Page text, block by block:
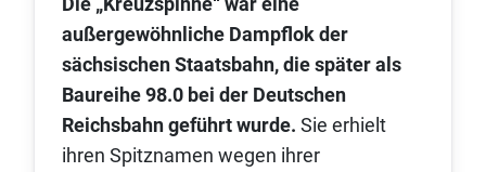
außergewöhnliche Dampflok der
sächsischen Staatsbahn, die später als
Baureihe 98.0 bei der Deutschen
Reichsbahn geführt wurde. Sie erhielt
ihren Spitznamen wegen ihrer